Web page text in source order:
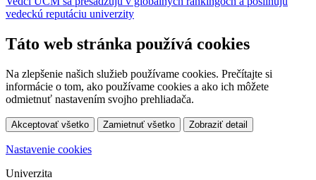
vedeckú reputáciu univerzity
Táto web stránka používá cookies
Na zlepšenie našich služieb používame cookies. Prečítajte si
informácie o tom, ako používame cookies a ako ich môžete
odmietnuť nastavením svojho prehliadača.
Akceptovať všetko Zamietnuť všetko Zobraziť detail
Nastavenie cookies
Univerzita